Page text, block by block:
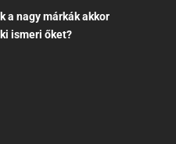
a nagy márkák akkor
ismeri őket?